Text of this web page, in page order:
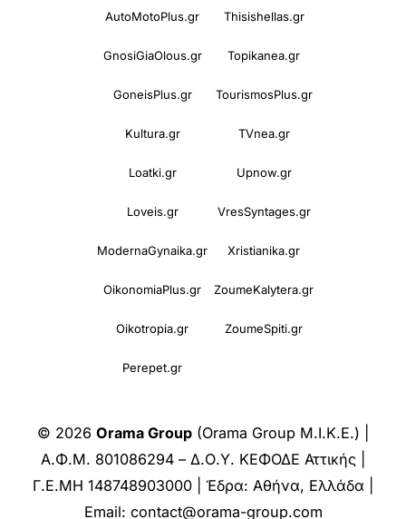
AutoMotoPlus.gr Thisishellas.gr
GnosiGiaOlous.gr Topikanea.gr
GoneisPlus.gr TourismosPlus.gr
Kultura.gr TVnea.gr
Loatki.gr Upnow.gr
Loveis.gr VresSyntages.gr
ModernaGynaika.gr Xristianika.gr
OikonomiaPlus.gr ZoumeKalytera.gr
Oikotropia.gr ZoumeSpiti.gr
Perepet.gr
© 2026 Orama Group (Orama Group Μ.Ι.Κ.Ε.) |
Α.Φ.Μ. 801086294 – Δ.Ο.Υ. ΚΕΦΟΔΕ Αττικής |
Γ.Ε.ΜΗ 148748903000 | Έδρα: Αθήνα, Ελλάδα |
Email: contact@orama-group.com